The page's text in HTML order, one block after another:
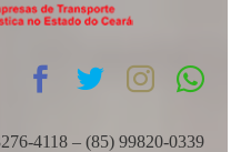
4118 – (85) 99820-0339